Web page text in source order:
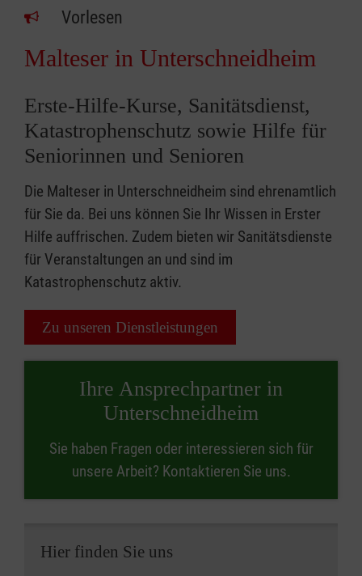
Vorlesen
Malteser in Unterschneidheim
Erste-Hilfe-Kurse, Sanitätsdienst,
Katastrophenschutz sowie Hilfe für
Seniorinnen und Senioren
Die Malteser in Unterschneidheim sind ehrenamtlich
für Sie da. Bei uns können Sie Ihr Wissen in Erster
Hilfe auffrischen. Zudem bieten wir Sanitätsdienste
für Veranstaltungen an und sind im
Katastrophenschutz aktiv.
Zu unseren Dienstleistungen
Ihre Ansprechpartner in
Unterschneidheim
Sie haben Fragen oder interessieren sich für
unsere Arbeit? Kontaktieren Sie uns.
Hier finden Sie uns